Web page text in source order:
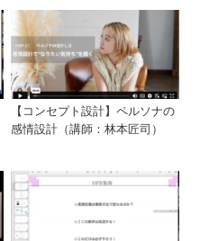
【コンセプト設計】ペルソナの
感情設計（講師：林本匠司）